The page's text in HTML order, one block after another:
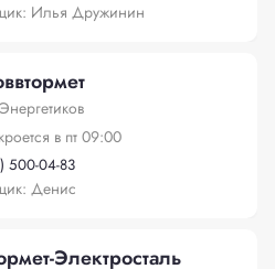
Илья Дружинин
в пт 09:00
500-04-83
Денис
Электросталь